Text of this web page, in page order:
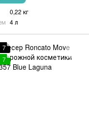
0,22 кг
4 л
7
7